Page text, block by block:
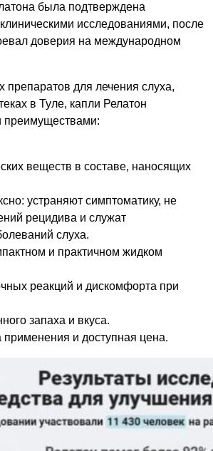
была подтверждена
исследованиями, после
доверия на международном
препаратов для лечения слуха,
в Туле, капли Релатон
преимуществами:
веществ в составе, наносящих
устраняют симптоматику, не
рецидива и служат
слуха.
и практичном жидком
реакций и дискомфорта при
запаха и вкуса.
и доступная цена.